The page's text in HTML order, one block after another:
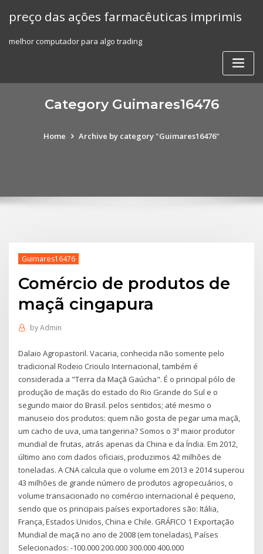
preço das ações farmacêuticas imprimis
melhor computador para algo trading
Category Guimares16476
Home Archive by category "Guimares16476"
Guimares16476
Comércio de produtos de
maçã cingapura
byAdmin
Dalaio Agropastoril. Vacaria, conhecida não somente pelo
tradicional Rodeio Crioulo Internacional, também é
considerada a "Terra da Maçã Gaúcha". É o principal pólo de
produção de maçãs do estado do Rio Grande do Sul e o
segundo maior do Brasil. pelos sentidos; até mesmo o
manuseio dos produtos: quem não gosta de pegar uma maçã,
um cacho de uva, uma tangerina? Somos o 3º maior produtor
mundial de frutas, atrás apenas da China e da Índia. Em 2012,
último ano com dados oficiais, produzimos 42 milhões de
toneladas. A CNA calcula que o volume em 2013 e 2014 superou
43 milhões de grande número de produtos agropecuários, o
volume transacionado no comércio internacional é pequeno,
sendo que os principais países exportadores são: Itália,
França, Estados Unidos, China e Chile. GRÁFICO 1 Exportação
Mundial de maçã no ano de 2008 (em toneladas), Países
Selecionados: -100.000 200.000 300.000 400.000